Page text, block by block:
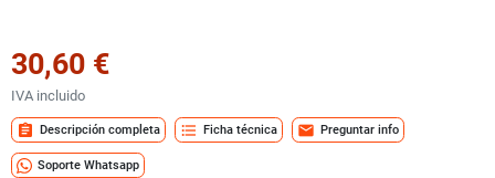
30,60 €
IVA incluido
assignment Descripción completa format_list_bulleted Ficha técnica mail Preguntar info
Soporte Whatsapp